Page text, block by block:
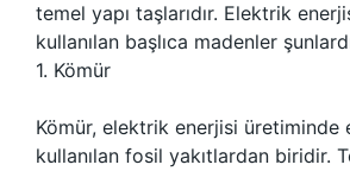
temel yapı taşlarıdır. Elektrik
kullanılan başlıca madenler
1. Kömür
Kömür, elektrik enerjisi üretiminde
kullanılan fosil yakıtlardan biridir.